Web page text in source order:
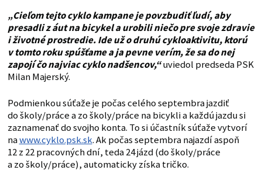
„Cieľom tejto cyklo kampane je povzbudiť ľudí, aby
presadli z áut na bicykel a urobili niečo pre svoje zdravie
i životné prostredie. Ide už o druhú cykloaktivitu, ktorú
v tomto roku spúšťame a ja pevne verím, že sa do nej
zapojí čo najviac cyklo nadšencov,“uviedol predseda PSK
Milan Majerský.
Podmienkou súťaže je počas celého septembra jazdiť
do školy/práce a zo školy/práce na bicykli a každú jazdu si
zaznamenať do svojho konta. To si účastník súťaže vytvorí
nawww.cyklo.psk.sk. Ak počas septembra najazdí aspoň
12 z 22 pracovných dní, teda 24 jázd (do školy/práce
a zo školy/práce), automaticky získa tričko.